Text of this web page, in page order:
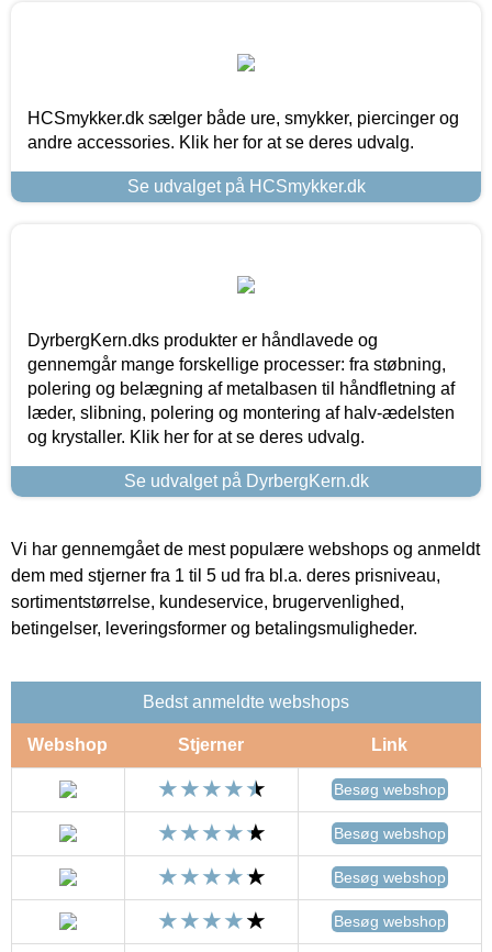
HCSmykker.dk sælger både ure, smykker, piercinger og
andre accessories. Klik her for at se deres udvalg.
Se udvalget på HCSmykker.dk
DyrbergKern.dks produkter er håndlavede og
gennemgår mange forskellige processer: fra støbning,
polering og belægning af metalbasen til håndfletning af
læder, slibning, polering og montering af halv-ædelsten
og krystaller. Klik her for at se deres udvalg.
Se udvalget på DyrbergKern.dk
Vi har gennemgået de mest populære webshops og anmeldt
dem med stjerner fra 1 til 5 ud fra bl.a. deres prisniveau,
sortimentstørrelse, kundeservice, brugervenlighed,
betingelser, leveringsformer og betalingsmuligheder.
Bedst anmeldte webshops
Webshop Stjerner Link
Besøg webshop
Besøg webshop
Besøg webshop
Besøg webshop